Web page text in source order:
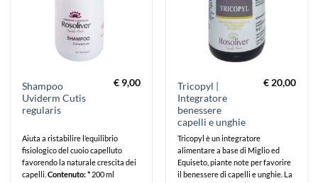
Shampoo
Uviderm Cutis
regularis
€9,00
Aiuta a ristabilire l’equilibrio
fisiologico del cuoio capelluto
favorendo la naturale crescita dei
capelli. Contenuto: * 200 ml
Tricopyl |
Integratore
benessere
capelli e unghie
€20,00
Tricopyl è un integratore
alimentare a base di Miglio ed
Equiseto, piante note per favorire
il benessere di capelli e unghie. La